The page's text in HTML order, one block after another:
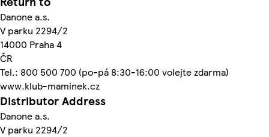
Danone a.s.
V parku 2294/2
14000 Praha 4
ČR
Tel.: 800 500 700 (po-pá 8:30-16:00 volejte zdarma)
www.klub-maminek.cz
Distributor Address
Danone a.s.
V parku 2294/2